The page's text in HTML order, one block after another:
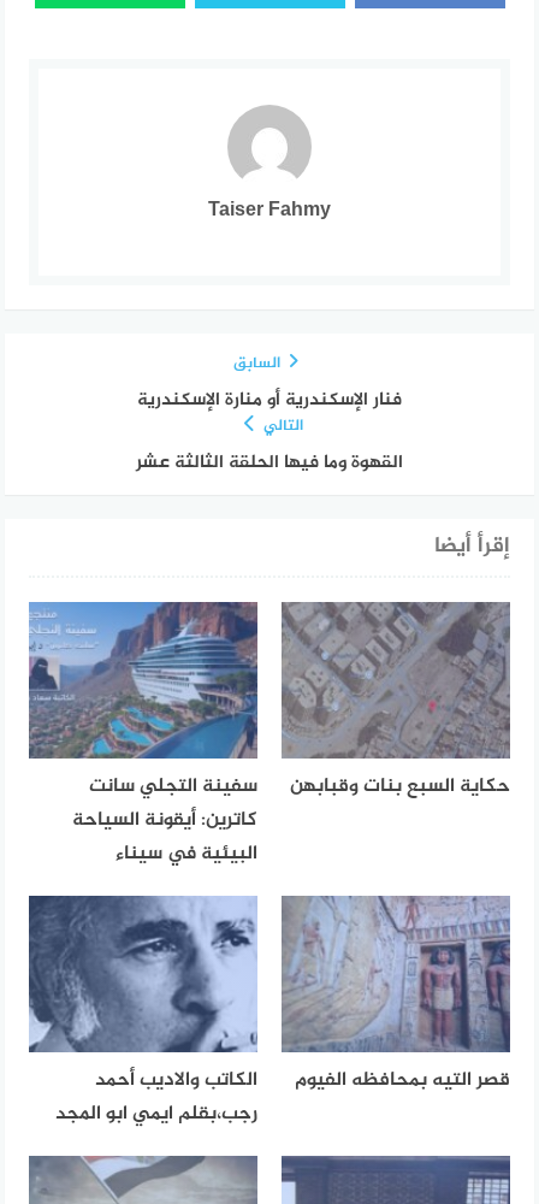
Taiser Fahmy
السابق
فنار الإسكندرية أو منارة الإسكندرية
التالي
القهوة وما فيها الحلقة الثالثة عشر
إقرأ أيضا
حكاية السبع بنات وقبابهن
سفينة التجلي سانت
كاترين: أيقونة السياحة
البيئية في سيناء
قصر التيه بمحافظه الفيوم
الكاتب والاديب أحمد
رجب،بقلم ايمي ابو المجد